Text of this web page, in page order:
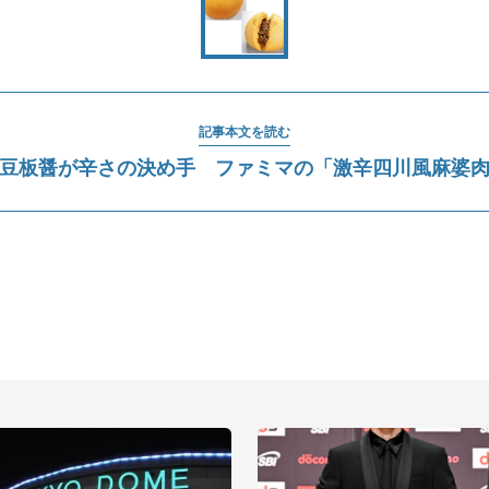
記事本文を読む
板醤が辛さの決め手 ファミマの「激辛四川風麻婆